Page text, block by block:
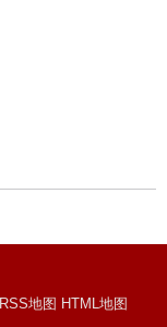
RSS地图 HTML地图